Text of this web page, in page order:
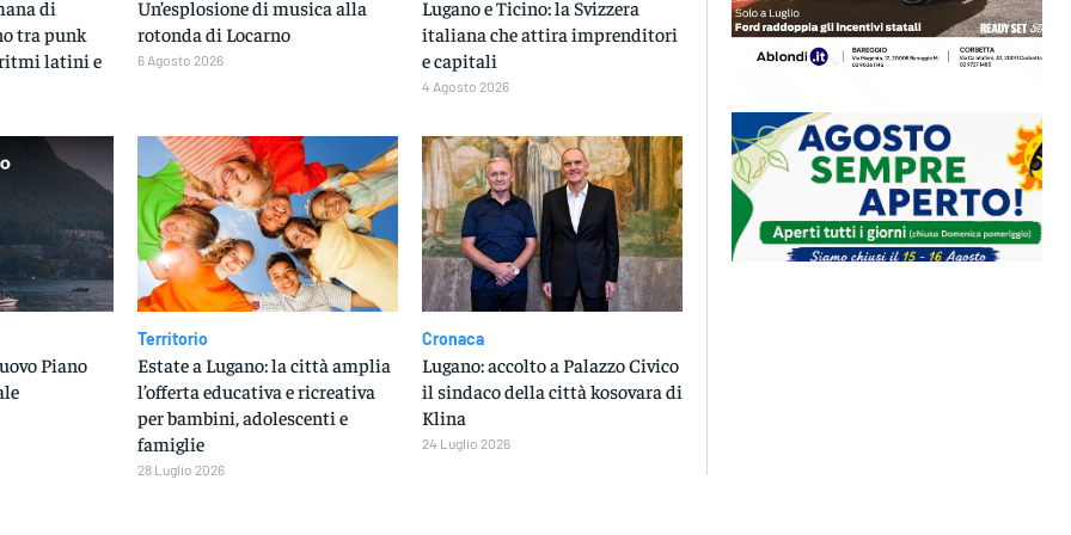
di
tra punk
ritmi latini e
Un’esplosione di musica alla
rotonda di Locarno
6 Agosto 2026
Lugano e Ticino: la Svizzera
italiana che attira imprenditori
e capitali
4 Agosto 2026
Piano
Territorio
Estate a Lugano: la città amplia
l’offerta educativa e ricreativa
per bambini, adolescenti e
famiglie
28 Luglio 2026
Cronaca
Lugano: accolto a Palazzo Civico
il sindaco della città kosovara di
Klina
24 Luglio 2026